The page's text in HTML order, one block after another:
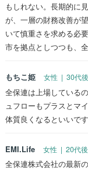
もしれない。長期的に
が、一層の財務改善が
いて慎重さを求める必
市を拠点としつつも、
もちこ姫 女性 | 30代
全保連は上場している
ュフローもプラスとマ
体質良くなるといいです
EMI.Life 女性 | 20代
全保連株式会社の最新